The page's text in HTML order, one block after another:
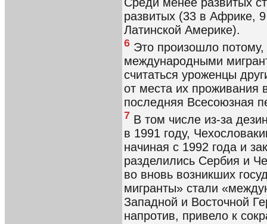
развитых (33 в Африке,
Латинской Америке).
6 Это произошло
международными
считаться уроженцы
от места их проживания
последняя Всесоюзная
7 В том числе из-за
в 1991 году,
начиная с 1992 года и
разделились Сербия и
во вновь возникших
мигранты» стали
Западной и Восточной
напротив, привело к